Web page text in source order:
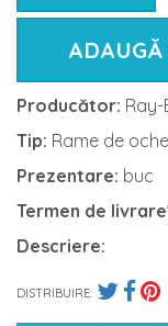
Producător: Ray-
Tip: Rame de
Prezentare: buc
Termen de
Descriere:
DISTRIBUIRE: